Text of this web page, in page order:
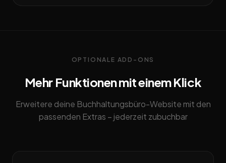
OPTIONALE ADD-ONS
Mehr Funktionen mit einem Klick
Erweitere deine Buchhaltungsbüro-Website mit den
passenden Extras – jederzeit zubuchbar